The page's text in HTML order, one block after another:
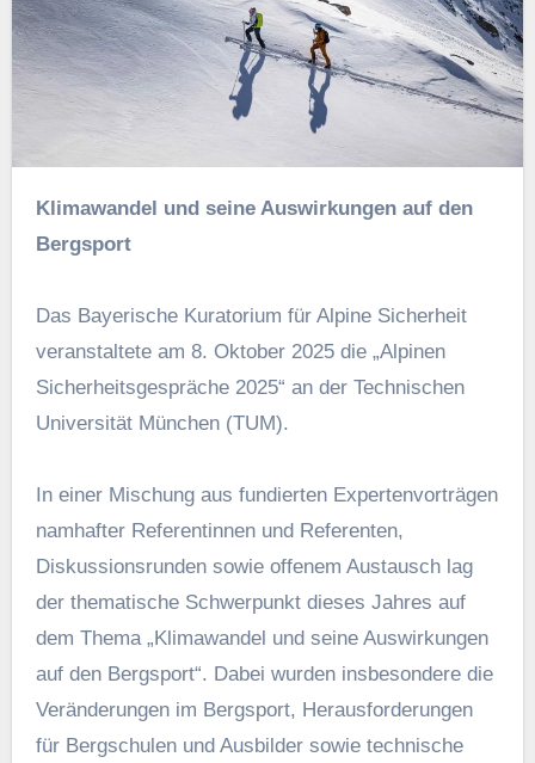
Klimawandel und seine Auswirkungen auf den
Bergsport
Das Bayerische Kuratorium für Alpine Sicherheit
veranstaltete am 8. Oktober 2025 die „Alpinen
Sicherheitsgespräche 2025“ an der Technischen
Universität München (TUM).
In einer Mischung aus fundierten Expertenvorträgen
namhafter Referentinnen und Referenten,
Diskussionsrunden sowie offenem Austausch lag
der thematische Schwerpunkt dieses Jahres auf
dem Thema „Klimawandel und seine Auswirkungen
auf den Bergsport“. Dabei wurden insbesondere die
Veränderungen im Bergsport, Herausforderungen
für Bergschulen und Ausbilder sowie technische